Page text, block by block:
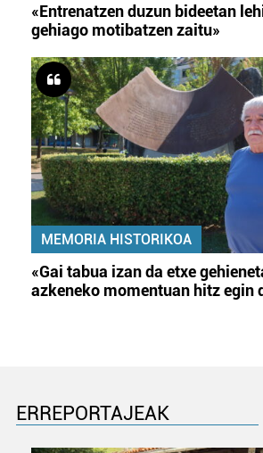
«Entrenatzen duzun bideetan
gehiago motibatzen zaitu»
MEMORIA HISTORIKOA
«Gai tabua izan da etxe
azkeneko momentuan hitz egin
ERREPORTAJEAK